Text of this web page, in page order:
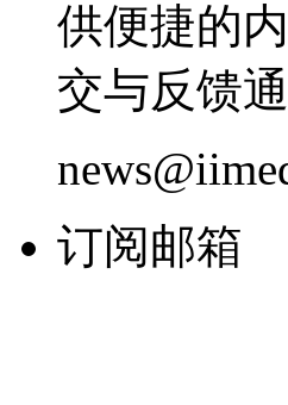
供便捷的
交与反馈通
订阅邮箱